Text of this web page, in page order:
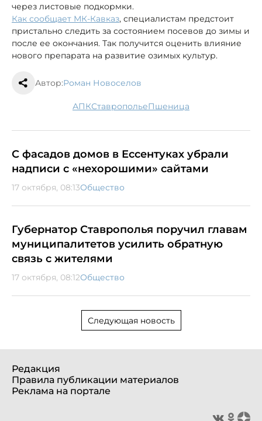
через листовые подкормки.
Как сообщает МК-Кавказ, специалистам предстоит
пристально следить за состоянием посевов до зимы и
после ее окончания. Так получится оценить влияние
нового препарата на развитие озимых культур.
Автор:Роман Новоселов
АПК Ставрополье пшеница
С фасадов домов в Ессентуках убрали
надписи с «нехорошими» сайтами
17 октября, 08:13Общество
Губернатор Ставрополья поручил главам
муниципалитетов усилить обратную
связь с жителями
17 октября, 08:12Общество
Следующая новость
Редакция
Правила публикации материалов
Реклама на портале